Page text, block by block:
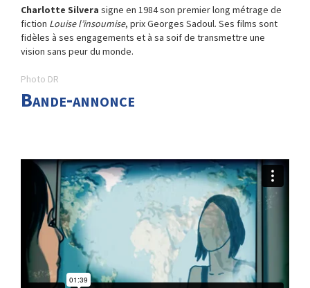
Charlotte Silvera signe en 1984 son premier long métrage de
fiction Louise l’insoumise, prix Georges Sadoul. Ses films sont
fidèles à ses engagements et à sa soif de transmettre une
vision sans peur du monde.
Photo DR
Bande-annonce